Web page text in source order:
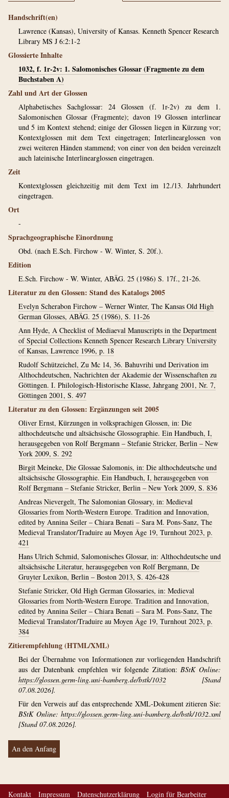
Handschrift(en)
Lawrence (Kansas), University of Kansas. Kenneth Spencer Research
Library MS J 6:2:1-2
Glossierte Inhalte
1032, f. 1r-2v: 1. Salomonisches Glossar (Fragmente zu dem
Buchstaben A)
Zahl und Art der Glossen
Alphabetisches Sachglossar: 24 Glossen (f. 1r-2v) zu dem 1.
Salomonischen Glossar (Fragmente); davon 19 Glossen interlinear
und 5 im Kontext stehend; einige der Glossen liegen in Kürzung vor;
Kontextglossen mit dem Text eingetragen; Interlinearglossen von
zwei weiteren Händen stammend; von einer von den beiden vereinzelt
auch lateinische Interlinearglossen eingetragen.
Zeit
Kontextglossen gleichzeitig mit dem Text im 12./13. Jahrhundert
eingetragen.
Ort
-
Sprachgeographische Einordnung
Obd. (nach E.Sch. Firchow - W. Winter, S. 20f.).
Edition
E.Sch. Firchow - W. Winter, ABÄG. 25 (1986) S. 17f., 21-26.
Literatur zu den Glossen: Stand des Katalogs 2005
Evelyn Scherabon Firchow – Werner Winter, The Kansas Old High
German Glosses, ABÄG. 25 (1986), S. 11-26
Ann Hyde, A Checklist of Mediaeval Manuscripts in the Department
of Special Collections Kenneth Spencer Research Library University
of Kansas, Lawrence 1996, p. 18
Rudolf Schützeichel, Zu Mc 14, 36. Bahuvrihi und Derivation im
Althochdeutschen, Nachrichten der Akademie der Wissenschaften zu
Göttingen. I. Philologisch-Historische Klasse, Jahrgang 2001, Nr. 7,
Göttingen 2001, S. 497
Literatur zu den Glossen: Ergänzungen seit 2005
Oliver Ernst, Kürzungen in volksprachigen Glossen, in: Die
althochdeutsche und altsächsische Glossographie. Ein Handbuch, I,
herausgegeben von Rolf Bergmann – Stefanie Stricker, Berlin – New
York 2009, S. 292
Birgit Meineke, Die Glossae Salomonis, in: Die althochdeutsche und
altsächsische Glossographie. Ein Handbuch, I, herausgegeben von
Rolf Bergmann – Stefanie Stricker, Berlin – New York 2009, S. 836
Andreas Nievergelt, The Salomonian Glossary, in: Medieval
Glossaries from North-Western Europe. Tradition and Innovation,
edited by Annina Seiler – Chiara Benati – Sara M. Pons-Sanz, The
Medieval Translator/Traduire au Moyen Âge 19, Turnhout 2023, p.
421
Hans Ulrich Schmid, Salomonisches Glossar, in: Althochdeutsche und
altsächsische Literatur, herausgegeben von Rolf Bergmann, De
Gruyter Lexikon, Berlin – Boston 2013, S. 426-428
Stefanie Stricker, Old High German Glossaries, in: Medieval
Glossaries from North-Western Europe. Tradition and Innovation,
edited by Annina Seiler – Chiara Benati – Sara M. Pons-Sanz, The
Medieval Translator/Traduire au Moyen Âge 19, Turnhout 2023, p.
384
Zitierempfehlung (HTML/XML)
Bei der Übernahme von Informationen zur vorliegenden Handschrift
aus der Datenbank empfehlen wir folgende Zitation:BStK Online:
https://glossen.germ-ling.uni-bamberg.de/bstk/1032 [Stand
07.08.2026].
Für den Verweis auf das entsprechende XML-Dokument zitieren Sie:
BStK Online: https://glossen.germ-ling.uni-bamberg.de/bstk/1032.xml
[Stand 07.08.2026].
An den Anfang
Kontakt Impressum Datenschutzerklärung Login für Bearbeiter